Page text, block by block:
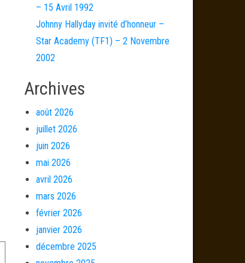
– 15 Avril 1992
Johnny Hallyday invité d’honneur –
Star Academy (TF1) – 2 Novembre
2002
Archives
août 2026
juillet 2026
juin 2026
mai 2026
avril 2026
mars 2026
février 2026
janvier 2026
décembre 2025